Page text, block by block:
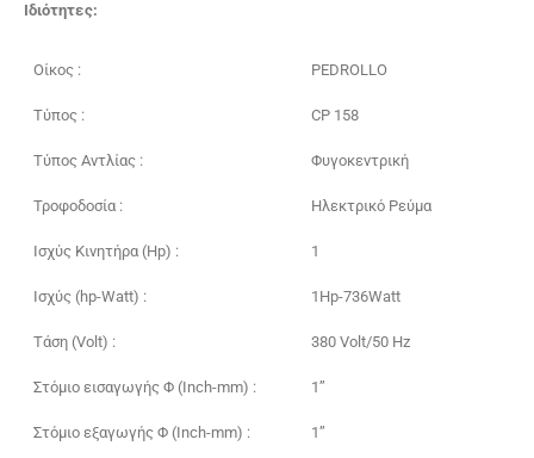
Ιδιότητες:
Οίκος : PEDROLLO
Τύπoς : CP 158
Τύπος Αντλίας : Φυγοκεντρική
Τροφοδοσία : Ηλεκτρικό Ρεύμα
Ισχύς Κινητήρα (Hp) : 1
Ισχύς (hp-Watt) : 1Hp-736Watt
Τάση (Volt) : 380 Volt/50 Hz
Στόμιο εισαγωγής Φ (Inch-mm) : 1’’
Στόμιο εξαγωγής Φ (Inch-mm) : 1’’